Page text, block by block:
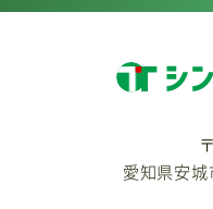
愛知県安